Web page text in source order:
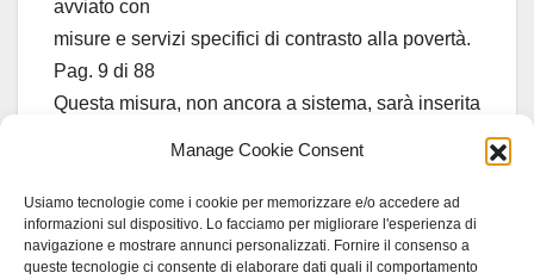
Manage Cookie Consent
Usiamo tecnologie come i cookie per memorizzare e/o accedere ad
informazioni sul dispositivo. Lo facciamo per migliorare l'esperienza di
navigazione e mostrare annunci personalizzati. Fornire il consenso a
queste tecnologie ci consente di elaborare dati quali il comportamento
avviato con
misure e servizi specifici di contrasto alla povertà.
Pag. 9 di 88
Questa misura, non ancora a sistema, sarà inserita
la risposta ai
fabbisogni legati alla povertà sopraggiunti con la
pandemia.